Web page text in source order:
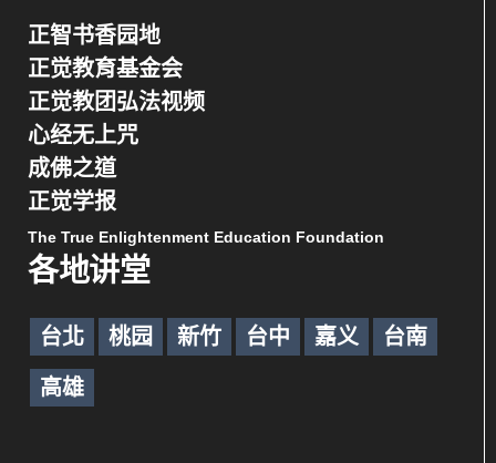
正智书香园地
正觉教育基金会
正觉教团弘法视频
心经无上咒
成佛之道
正觉学报
The True Enlightenment Education Foundation
各地讲堂
台北 桃园 新竹 台中 嘉义 台南
高雄